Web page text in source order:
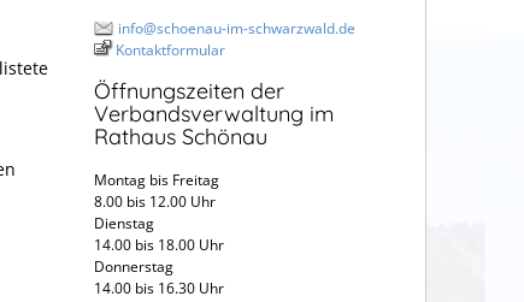
info@schoenau-im-schwarzwald.de
Kontaktformular
Öffnungszeiten der
Verbandsverwaltung im
Rathaus Schönau
Montag bis Freitag
8.00 bis 12.00 Uhr
Dienstag
14.00 bis 18.00 Uhr
Donnerstag
14.00 bis 16.30 Uhr